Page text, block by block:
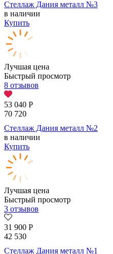
Стеллаж Дания металл №3
в наличии
Купить
Лучшая цена
Быстрый просмотр
8 отзывов
53 040 Р
70 720
Стеллаж Дания металл №2
в наличии
Купить
Лучшая цена
Быстрый просмотр
3 отзывов
31 900 Р
42 530
Стеллаж Дания металл №1